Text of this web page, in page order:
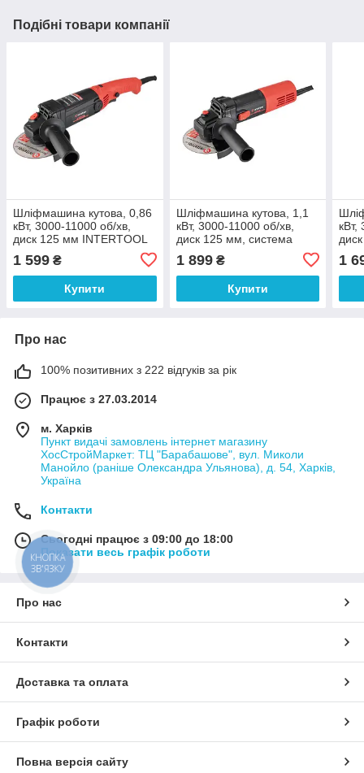
Подібні товари компанії
Шліфмашина кутова, 0,86
кВт, 3000-11000 об/хв,
диск 125 мм INTERTOOL
1 599 ₴
Купити
Шліфмашина кутова, 1,1
кВт, 3000-11000 об/хв,
диск 125 мм, система
стабілізації, плавний пуск
INTERTOOL WT-0234
1 899₴
Купити
кВт,
1
Про нас
100% позитивних з 222 відгуків за рік
Працює з 27.03.2014
м. Харків
Пункт видачі замовлень інтернет магазину
ХосСтройМаркет: ТЦ "Барабашове", вул. Миколи
Манойло (раніше Олександра Ульянова), д. 54, Харків,
Україна
Контакти
Сьогодні працює з 09:00 до 18:00
Показати весь графік роботи
Про нас
Контакти
Доставка та оплата
Графік роботи
Повна версія сайту
КНОПКА
ЗВ'ЯЗКУ